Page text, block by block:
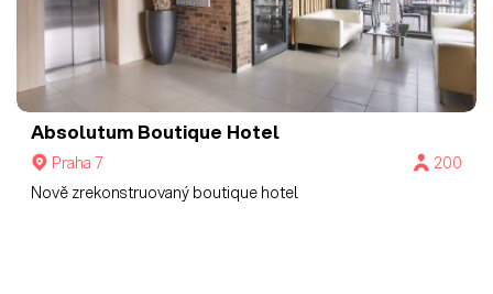
Absolutum Boutique Hotel
Praha 7
200
Nově zrekonstruovaný boutique hotel